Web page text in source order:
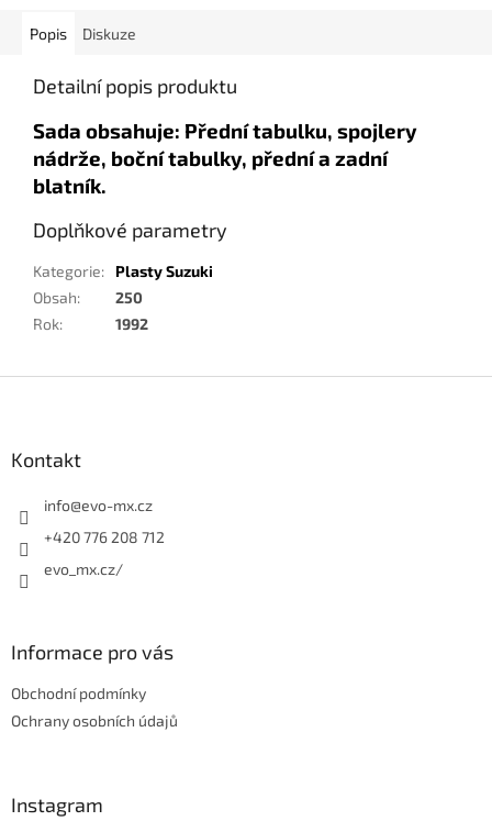
Popis Diskuze
Detailní popis produktu
Sada obsahuje: Přední tabulku, spojlery
nádrže, boční tabulky, přední a zadní
blatník.
Doplňkové parametry
Kategorie:
Plasty Suzuki
Obsah:
250
Rok: 1992
Kontakt
info@evo-mx.cz
+420 776 208 712
evo_mx.cz/
Informace pro vás
Obchodní podmínky
Ochrany osobních údajů
Instagram